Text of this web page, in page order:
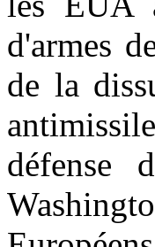
d'armes
de la
défense